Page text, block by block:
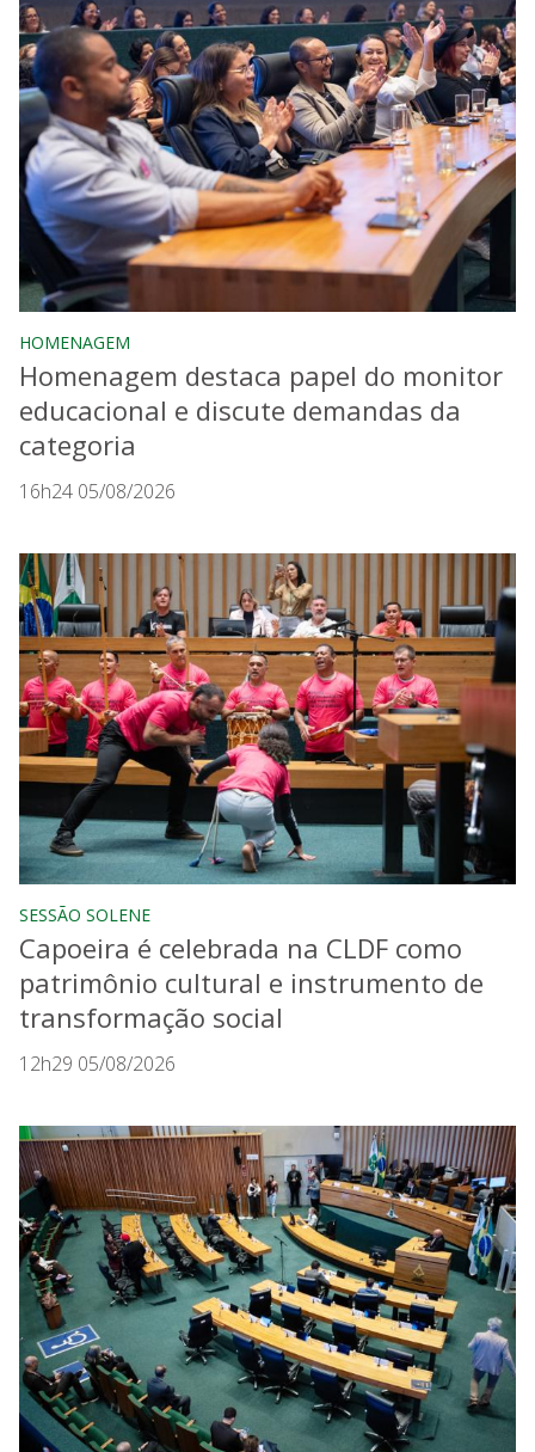
HOMENAGEM
Homenagem destaca papel do monitor
educacional e discute demandas da
categoria
16h24 05/08/2026
SESSÃO SOLENE
Capoeira é celebrada na CLDF como
patrimônio cultural e instrumento de
transformação social
12h29 05/08/2026